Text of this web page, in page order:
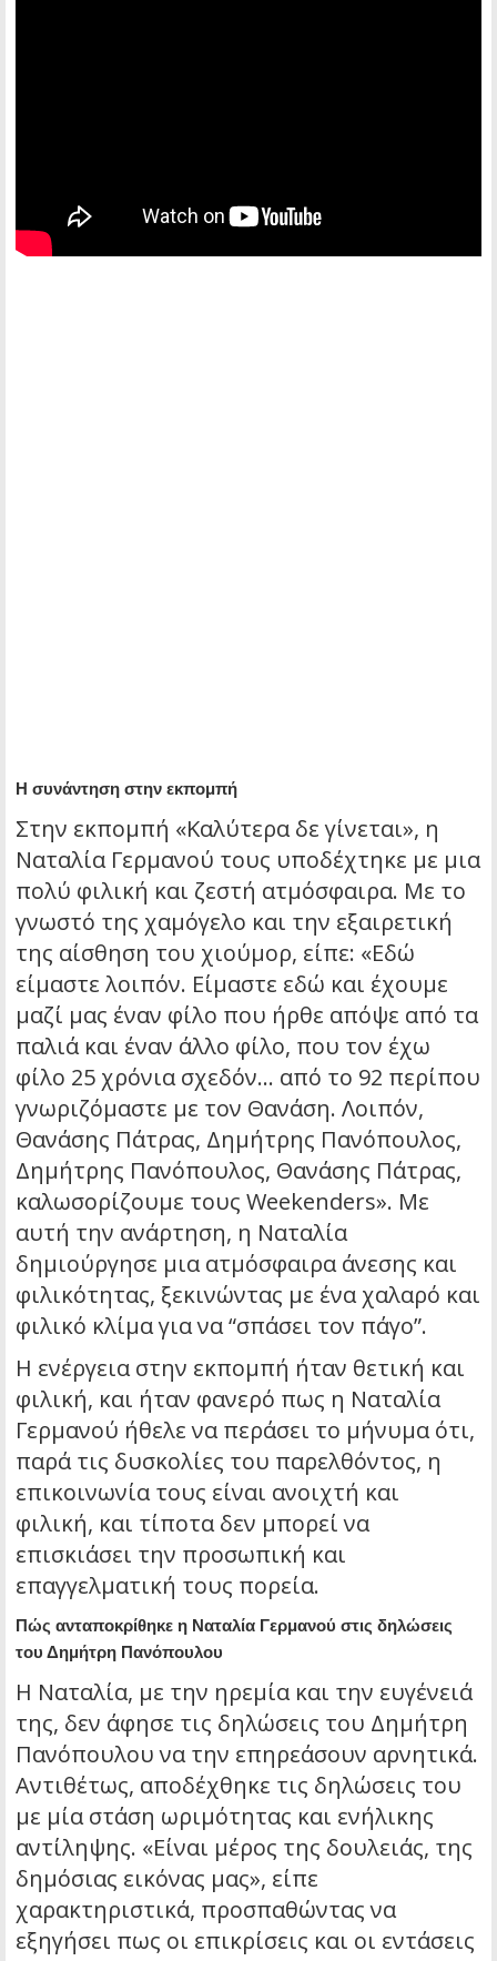
Η συνάντηση στην εκπομπή
Στην εκπομπή «Καλύτερα δε γίνεται», η
Ναταλία Γερμανού τους υποδέχτηκε με μια
πολύ φιλική και ζεστή ατμόσφαιρα. Με το
γνωστό της χαμόγελο και την εξαιρετική
της αίσθηση του χιούμορ, είπε: «Εδώ
είμαστε λοιπόν. Είμαστε εδώ και έχουμε
μαζί μας έναν φίλο που ήρθε απόψε από τα
παλιά και έναν άλλο φίλο, που τον έχω
φίλο 25 χρόνια σχεδόν… από το 92 περίπου
γνωριζόμαστε με τον Θανάση. Λοιπόν,
Θανάσης Πάτρας, Δημήτρης Πανόπουλος,
Δημήτρης Πανόπουλος, Θανάσης Πάτρας,
καλωσορίζουμε τους Weekenders». Με
αυτή την ανάρτηση, η Ναταλία
δημιούργησε μια ατμόσφαιρα άνεσης και
φιλικότητας, ξεκινώντας με ένα χαλαρό και
φιλικό κλίμα για να “σπάσει τον πάγο”.
Η ενέργεια στην εκπομπή ήταν θετική και
φιλική, και ήταν φανερό πως η Ναταλία
Γερμανού ήθελε να περάσει το μήνυμα ότι,
παρά τις δυσκολίες του παρελθόντος, η
επικοινωνία τους είναι ανοιχτή και
φιλική, και τίποτα δεν μπορεί να
επισκιάσει την προσωπική και
επαγγελματική τους πορεία.
Πώς ανταποκρίθηκε η Ναταλία Γερμανού στις δηλώσεις
του Δημήτρη Πανόπουλου
Η Ναταλία, με την ηρεμία και την ευγένειά
της, δεν άφησε τις δηλώσεις του Δημήτρη
Πανόπουλου να την επηρεάσουν αρνητικά.
Αντιθέτως, αποδέχθηκε τις δηλώσεις του
με μία στάση ωριμότητας και ενήλικης
αντίληψης. «Είναι μέρος της δουλειάς, της
δημόσιας εικόνας μας», είπε
χαρακτηριστικά, προσπαθώντας να
εξηγήσει πως οι επικρίσεις και οι εντάσεις